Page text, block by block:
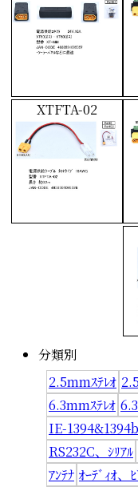
XTFTA-02
分類別
2.5mmｽﾃﾚｵ
6.3mmｽﾃﾚｵ
IE-1394&1394b
RS232C、ｼﾘｱﾙ
ｱﾝﾃﾅ ｵｰﾃﾞｨｵ、